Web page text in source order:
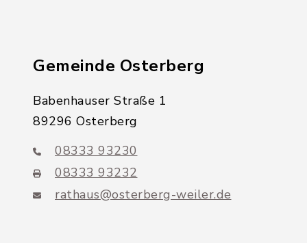
Gemeinde Osterberg
Babenhauser Straße 1
89296 Osterberg
08333 93230
08333 93232
rathaus@osterberg-weiler.de